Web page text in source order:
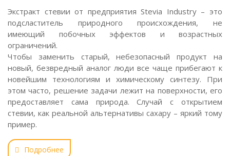
Экстракт стевии от предприятия Stevia Industry – это
подсластитель природного происхождения, не
имеющий побочных эффектов и возрастных
ограничений.
Чтобы заменить старый, небезопасный продукт на
новый, безвредный аналог люди все чаще прибегают к
новейшим технологиям и химическому синтезу. При
этом часто, решение задачи лежит на поверхности, его
предоставляет сама природа. Случай с открытием
стевии, как реальной альтернативы сахару – яркий тому
пример.
Подробнее